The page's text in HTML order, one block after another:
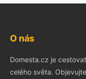
O nás
Domesta.cz je
celého světa.